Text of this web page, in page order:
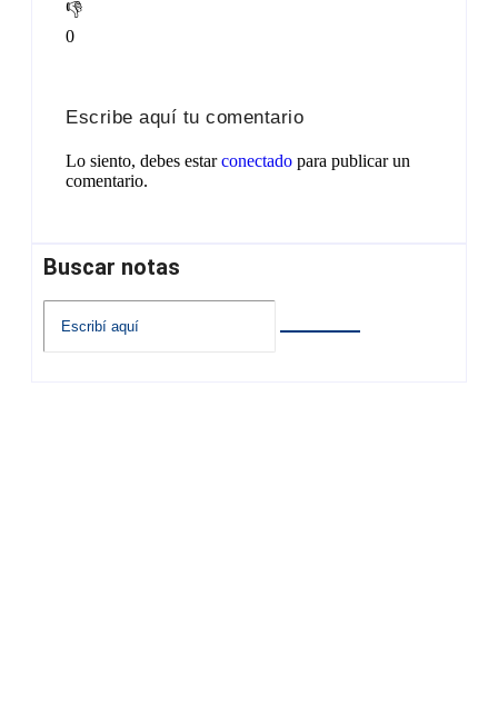
👎
0
Escribe aquí tu comentario
Lo siento, debes estarconectado para publicar un
comentario.
Buscar notas